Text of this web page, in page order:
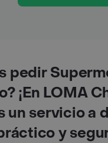
pedir
¡En LOMA
un servicio a
y